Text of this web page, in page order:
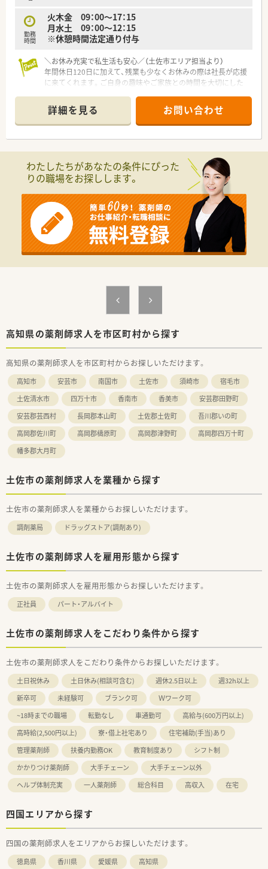
■従業員の方は40代～60代まで幅広い勤務されており、薬剤師4
名、事務員3名と所帯は大きめです。
■地元で働き続けたい方
■外来処方箋対応だけでは物足りない方
勤務
時間
火木金 09：00〜17：15
月水土 09：00〜12：15
※休憩時間法定通り付与
＼お休み充実で私生活も安心／（土佐市エリア担当より）
年間休日120日に加えて、残業も少なくお休みの際は社長が応援
に来てくれます。ご自身の趣味やご家族との時間を大切にした
【店舗情報と応需状況について】
■近隣の内科医院からの処方箋をメインに、1日平均30枚程度を
応需している地域密着型の店舗です。
■処方箋枚数が落ち着いており、ゆったりとしたペースで患者様
一人ひとりと向き合える職場環境です。
【法人特徴について】
■高知県内に複数店舗を展開しており、地域医療の発展に積極的
に貢献している地元密着型の企業です。
■自治体と協力した栄養管理やフレイル予防など、調剤業務の枠
を超えた健康サポートを実施しています。
■年に1回は健康フェアを開催するなど、地域住民との交流や健
康啓発活動にも非常に熱心な法人です。
【求人情報について】
■提示年収は550万円から600万円となっており、ご経験や面接
120日とプライベートも充実できます。
■県外からの転居を伴う場合は、最大5万円の住宅手当や引越し
【想定される業務内容】
■充実した設備を活用し、調剤から監査、投薬、服薬指導までの
一連の業務を一人でご担当いただきます。
■立ち投薬のスタイルですが、投薬時には患者様のお席までお薬
を持っていき丁寧な説明を行います。
■レセプト等の医療事務業務は専任の事務スタッフが担当する
ため、薬剤師業務に専念できる環境です。
詳細を見る お問い合わせ
わたしたちがあなたの条件にぴった
りの職場をお探しします。
高知県の薬剤師求人を市区町村から探す
高知県の薬剤師求人を市区町村からお探しいただけます。
高知市 安芸市 南国市 土佐市 須崎市
宿毛市
土佐清水市
四万十市 香南市 香美市
安芸郡田野町
安芸郡芸西村
長岡郡本山町 土佐郡土佐町
吾川郡いの町
高岡郡佐川町
高岡郡檮原町 高岡郡津野町
高岡郡四万十町
幡多郡大月町
土佐市の薬剤師求人を業種から探す
土佐市の薬剤師求人を業種からお探しいただけます。
調剤薬局 ドラッグストア(調剤あり)
土佐市の薬剤師求人を雇用形態から探す
土佐市の薬剤師求人を雇用形態からお探しいただけます。
正社員 パート・アルバイト
土佐市の薬剤師求人をこだわり条件から探す
土佐市の薬剤師求人をこだわり条件からお探しいただけます。
土日祝休み 土日休み(相談可含む) 週休2.5日以上
週32h以上
新卒可
未経験可 ブランク可
Ｗワーク可
~18時までの職場
転勤なし 車通勤可
高給与(600万円以上)
高時給(2,500円以上)
寮・借上社宅あり
住宅補助(手当)あり
管理薬剤師
扶養内勤務OK 教育制度あり
シフト制
かかりつけ薬剤師
大手チェーン
大手チェーン以外
ヘルプ体制充実
一人薬剤師 総合科目 高収入 在宅
四国エリアから探す
四国の薬剤師求人をエリアからお探しいただけます。
徳島県 香川県 愛媛県 高知県